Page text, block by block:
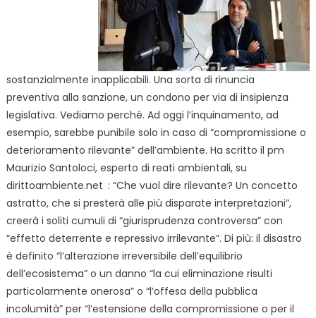
sostanzialmente inapplicabili. Una sorta di rinuncia
preventiva alla sanzione, un condono per via di insipienza
legislativa. Vediamo perché. Ad oggi l’inquinamento, ad
esempio, sarebbe punibile solo in caso di “compromissione o
deterioramento rilevante” dell’ambiente. Ha scritto il pm
Maurizio Santoloci, esperto di reati ambientali, su
dirittoambiente.net : “Che vuol dire rilevante? Un concetto
astratto, che si presterà alle più disparate interpretazioni”,
creerà i soliti cumuli di “giurisprudenza controversa” con
“effetto deterrente e repressivo irrilevante”. Di più: il disastro
è definito “l’alterazione irreversibile dell’equilibrio
dell’ecosistema” o un danno “la cui eliminazione risulti
particolarmente onerosa” o “l’offesa della pubblica
incolumità” per “l’estensione della compromissione o per il